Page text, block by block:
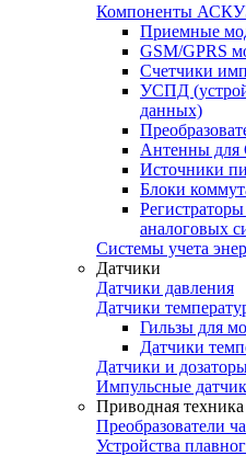
Компоненты
Приемные
GSM/GPRS
Счетчики
УСПД
данных)
Антенны
Источники
Блоки
аналоговых
Системы учета
Датчики
Датчики давления
Датчики
Гильзы для
Датчики
Датчики и
Импульсные
Приводная техника
Преобразователи
Устройства